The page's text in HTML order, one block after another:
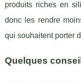
produits riches en
donc les rendre
qui souhaitent porter
Quelques